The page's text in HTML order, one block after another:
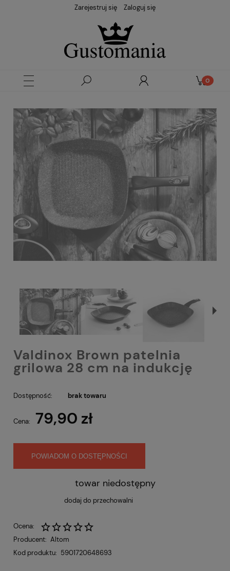
Zarejestruj się Zaloguj się
Valdinox Brown patelnia
grilowa 28 cm na indukcję
Dostępność: brak towaru
Cena: 79,90 zł
POWIADOM O DOSTĘPNOŚCI
towar niedostępny
dodaj do przechowalni
Ocena:
Producent: Altom
Kod produktu: 5901720648693